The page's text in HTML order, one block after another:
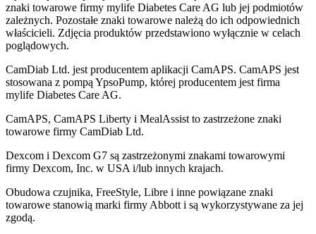
znaki towarowe firmy mylife Diabetes Care AG lub jej podmiotów
zależnych. Pozostałe znaki towarowe należą do ich odpowiednich
właścicieli. Zdjęcia produktów przedstawiono wyłącznie w celach
poglądowych.
CamDiab Ltd. jest producentem aplikacji CamAPS. CamAPS jest
stosowana z pompą YpsoPump, której producentem jest firma
mylife Diabetes Care AG.
CamAPS, CamAPS Liberty i MealAssist to zastrzeżone znaki
towarowe firmy CamDiab Ltd.
Dexcom i Dexcom G7 są zastrzeżonymi znakami towarowymi
firmy Dexcom, Inc. w USA i/lub innych krajach.
Obudowa czujnika, FreeStyle, Libre i inne powiązane znaki
towarowe stanowią marki firmy Abbott i są wykorzystywane za jej
zgodą.